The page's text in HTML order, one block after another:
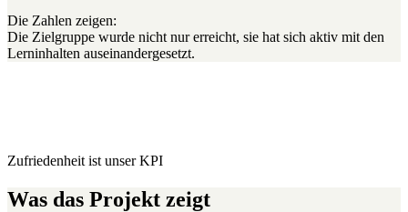
Die Zahlen zeigen:
Die Zielgruppe wurde nicht nur erreicht, sie hat sich aktiv mit den
Lerninhalten auseinandergesetzt.
Zufriedenheit ist unser KPI
Was das Projekt zeigt